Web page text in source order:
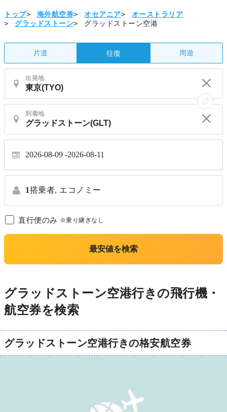
トップ> 海外航空券> オセアニア>
オーストラリア
>
グラッドストーン> グラッドストーン空港
片道 往復 周遊
出発地
到着地
2026-08-09 2026-08-11
1搭乗者, エコノミー
直行便のみ ※乗り継ぎなし
最安値を検索
グラッドストーン空港行きの飛行機・
航空券を検索
グラッドストーン空港行きの格安航空券